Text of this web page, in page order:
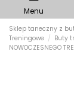
Menu
Sklep taneczny z
Treningowe
Buty
NOWOCZESNEGO